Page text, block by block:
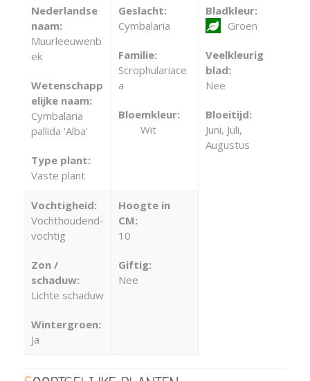
Nederlandse
naam:
Muurleeuwenb
ek
Wetenschapp
elijke naam:
Cymbalaria
pallida 'Alba'
Type plant:
Vaste plant
Geslacht:
Cymbalaria
Familie:
Scrophulariace
a
Bloemkleur:
Wit
Bladkleur:
Groen
Veelkleurig
blad:
Nee
Bloeitijd:
Juni, Juli,
Augustus
Vochtigheid:
Vochthoudend-
vochtig
Zon /
schaduw:
Lichte schaduw
Wintergroen:
Ja
Hoogte in
CM:
10
Giftig:
Nee